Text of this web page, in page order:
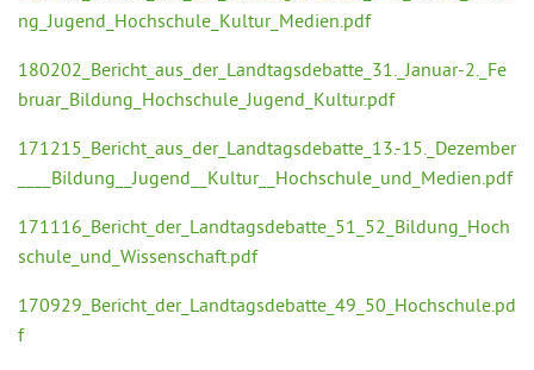
ng_Jugend_Hochschule_Kultur_Medien.pdf
180202_Bericht_aus_der_Landtagsdebatte_31._Januar-2._Fe
bruar_Bildung_Hochschule_Jugend_Kultur.pdf
171215_Bericht_aus_der_Landtagsdebatte_13.-15._Dezember
____Bildung__Jugend__Kultur__Hochschule_und_Medien.pdf
171116_Bericht_der_Landtagsdebatte_51_52_Bildung_Hoch
schule_und_Wissenschaft.pdf
170929_Bericht_der_Landtagsdebatte_49_50_Hochschule.pd
f